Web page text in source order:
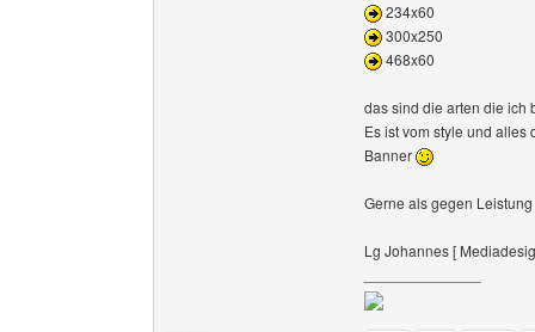
234x60
300x250
468x60
das sind die arten die ich
Es ist vom style und
Banner
Gerne als gegen
Lg Johannes [